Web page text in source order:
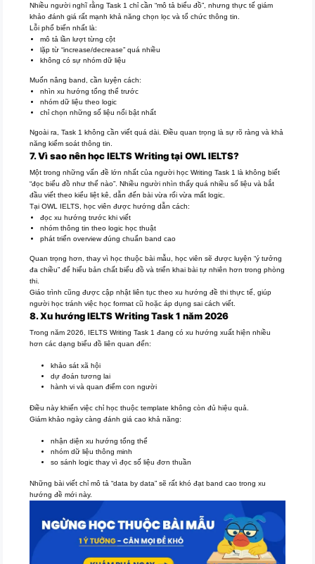
Nhiều người nghĩ rằng Task 1 chỉ cần “mô tả biểu đồ”, nhưng thực tế giám
khảo đánh giá rất mạnh khả năng chọn lọc và tổ chức thông tin.
Lỗi phổ biến nhất là:
mô tả lần lượt từng cột
lặp từ “increase/decrease” quá nhiều
không có sự nhóm dữ liệu
Muốn nâng band, cần luyện cách:
nhìn xu hướng tổng thể trước
nhóm dữ liệu theo logic
chỉ chọn những số liệu nổi bật nhất
Ngoài ra, Task 1 không cần viết quá dài. Điều quan trọng là sự rõ ràng và khả
năng kiểm soát thông tin.
7. Vì sao nên học IELTS Writing tại OWL IELTS?
Một trong những vấn đề lớn nhất của người học Writing Task 1 là không biết
“đọc biểu đồ như thế nào”. Nhiều người nhìn thấy quá nhiều số liệu và bắt
đầu viết theo kiểu liệt kê, dẫn đến bài vừa rối vừa mất logic.
Tại OWL IELTS, học viên được hướng dẫn cách:
đọc xu hướng trước khi viết
nhóm thông tin theo logic học thuật
phát triển overview đúng chuẩn band cao
Quan trọng hơn, thay vì học thuộc bài mẫu, học viên sẽ được luyện “ý tưởng
đa chiều” để hiểu bản chất biểu đồ và triển khai bài tự nhiên hơn trong phòng
thi.
Giáo trình cũng được cập nhật liên tục theo xu hướng đề thi thực tế, giúp
người học tránh việc học format cũ hoặc áp dụng sai cách viết.
8. Xu hướng IELTS Writing Task 1 năm 2026
Trong năm 2026, IELTS Writing Task 1 đang có xu hướng xuất hiện nhiều
hơn các dạng biểu đồ liên quan đến:
khảo sát xã hội
dự đoán tương lai
hành vi và quan điểm con người
Điều này khiến việc chỉ học thuộc template không còn đủ hiệu quả.
Giám khảo ngày càng đánh giá cao khả năng:
nhận diện xu hướng tổng thể
nhóm dữ liệu thông minh
so sánh logic thay vì đọc số liệu đơn thuần
Những bài viết chỉ mô tả “data by data” sẽ rất khó đạt band cao trong xu
hướng đề mới này.